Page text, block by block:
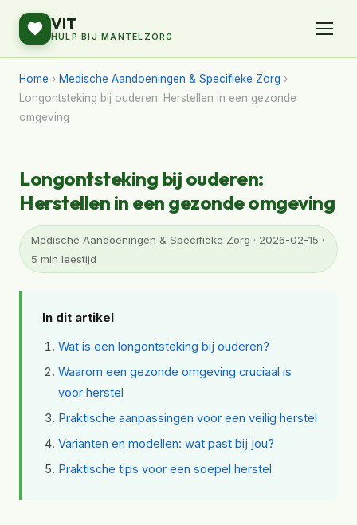
VIT
HULP BIJ MANTELZORG
Home › Medische Aandoeningen & Specifieke Zorg ›
Longontsteking bij ouderen: Herstellen in een gezonde
omgeving
Longontsteking bij ouderen:
Herstellen in een gezonde omgeving
Medische Aandoeningen & Specifieke Zorg · 2026-02-15 ·
5 min leestijd
In dit artikel
Wat is een longontsteking bij ouderen?
Waarom een gezonde omgeving cruciaal is
voor herstel
Praktische aanpassingen voor een veilig herstel
Varianten en modellen: wat past bij jou?
Praktische tips voor een soepel herstel